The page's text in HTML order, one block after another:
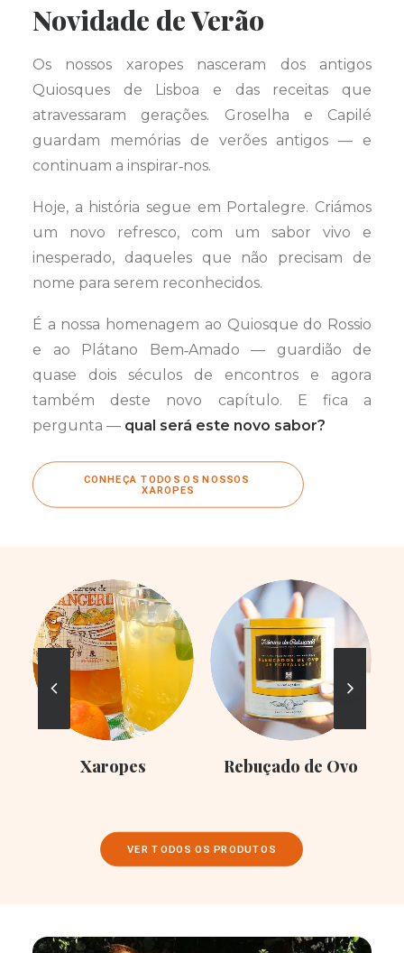
Novidade de Verão
Os nossos xaropes nasceram dos antigos
Quiosques de Lisboa e das receitas que
atravessaram gerações. Groselha e Capilé
guardam memórias de verões antigos — e
continuam a inspirar‑nos.
Hoje, a história segue em Portalegre. Criámos
um novo refresco, com um sabor vivo e
inesperado, daqueles que não precisam de
nome para serem reconhecidos.
É a nossa homenagem ao Quiosque do Rossio
e ao Plátano Bem‑Amado — guardião de
quase dois séculos de encontros e agora
também deste novo capítulo. E fica a
pergunta — qual será este novo sabor?
CONHEÇA TODOS OS NOSSOS
XAROPES
Xaropes Rebuçado de Ovo
VER TODOS OS PRODUTOS